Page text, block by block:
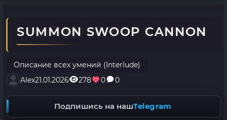
SUMMON SWOOP CANNON
Описание всех умений (Interlude)
Alex21.01.2026 278 0 0
Подпишись на нашTelegram